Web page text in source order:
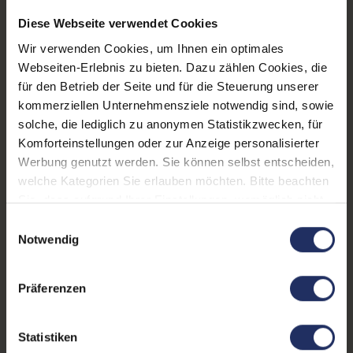
Diese Webseite verwendet Cookies
Wir verwenden Cookies, um Ihnen ein optimales
Webseiten-Erlebnis zu bieten. Dazu zählen Cookies, die
für den Betrieb der Seite und für die Steuerung unserer
kommerziellen Unternehmensziele notwendig sind, sowie
solche, die lediglich zu anonymen Statistikzwecken, für
Komforteinstellungen oder zur Anzeige personalisierter
Werbung genutzt werden. Sie können selbst entscheiden,
welche Kategorien Sie erlauben möchten. Bitte beachten
Sie, dass aufgrund Ihrer Einstellungen, womöglich nicht
Weitere Informationen finden Sie in
Notwendig
Präferenzen
Statistiken
Betriebssystem: Windows 11 Professional
Schnittstellen:
1x Audio / Mikrofon - 3.5
mm Combo, 1x Bluetooth,
1x HDMI , 1x W-LAN, 2x
USB 3 Typ A, 2x USB 4
Mehr anzeigen
Tastaturlayout:
Deutsch (QWERTZ) ohne
Ziffernblock
Onboard-Grafik: Intel® Iris Xe Graphics
Partnerprogramm: Nein
GTIN/EAN: